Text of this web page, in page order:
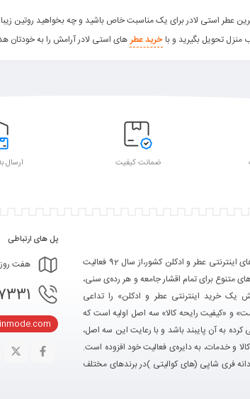
عطر استی لادر برای یک مناسبت خاص باشید و چه بخواهید روتین
منزل تحویل بگیرید و با خرید عطر های استی لادر آرامش را به خودتان
ضمانت کیفیت ارسال
تکین مد یکی از بزرگ‌ترین فروشگاه‌های اینترنتی عطر و ادکلن کشور،از سال 92 فعالیت
متنوع برای تمام اقشار جامعه و هر رده‌ی سنی،
یک خرید اینترنتی عطر و ادکلن» را تداعی
و «کیفیت رایحه کالا» سه اصل اولیه است که
به آن پایبند باشد و با رعایت این سه اصل،
و خدمات، به دایره‌ی فعالیت خود افزوده است.
فری شاپی (های کوالیتی )در برندهای مختلف
پل های ارتباطی
هفت روز هفته، ۲۴ ساعت